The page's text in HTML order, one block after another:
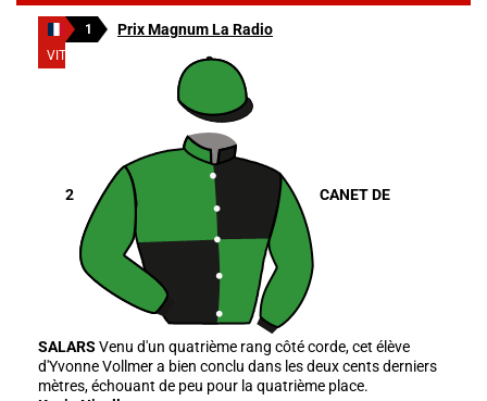
VITTEL
1 Prix Magnum La Radio
2 CANET DE
SALARS Venu d'un quatrième rang côté corde, cet élève
d'Yvonne Vollmer a bien conclu dans les deux cents derniers
mètres, échouant de peu pour la quatrième place.